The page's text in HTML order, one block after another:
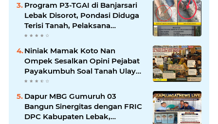
Program P3-TGAI di Banjarsari
Lebak Disorot, Pondasi Diduga
Terisi Tanah, Pelaksana
Terancam Sanksi Berat Hingga
Pidana
Niniak Mamak Koto Nan
Ompek Sesalkan Opini Pejabat
Payakumbuh Soal Tanah Ulayat
Demi Jabatan
Dapur MBG Gumuruh 03
Bangun Sinergitas dengan FRIC
DPC Kabupaten Lebak,